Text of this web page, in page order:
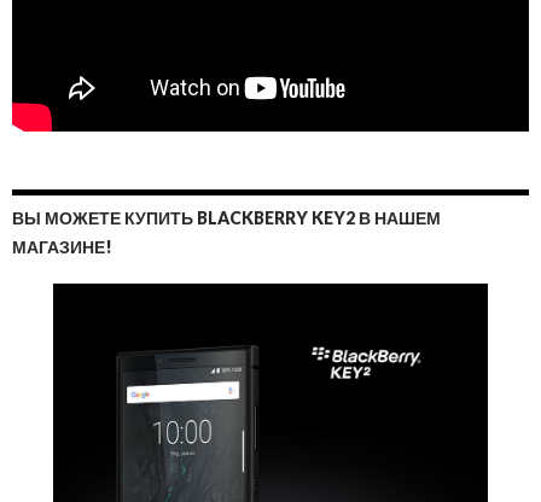
ВЫ МОЖЕТЕ КУПИТЬ BLACKBERRY KEY2 В НАШЕМ
МАГАЗИНЕ!